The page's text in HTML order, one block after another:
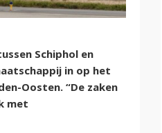
Schiphol en
in op het
Oosten. “De zaken
met